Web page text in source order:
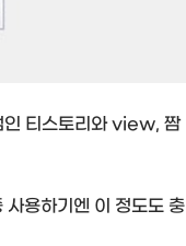
인 티스토리와 view, 짬
용하기엔 이 정도도 충